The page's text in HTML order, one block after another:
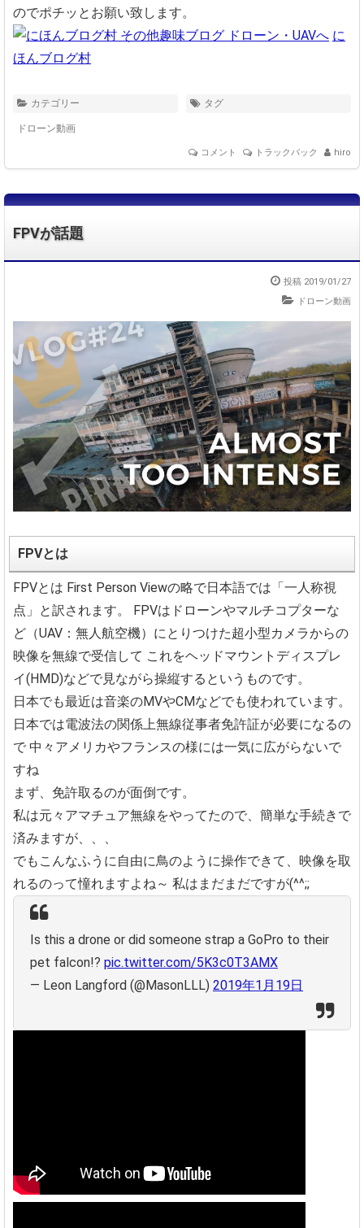
のでポチッとお願い致します。
に
ほんブログ村
カテゴリー
ドローン動画
タグ
コメント トラックバック hiro
FPVが話題
投稿 2019/01/27
ドローン動画
FPVとは
FPVとは First Person Viewの略で日本語では「一人称視
点」と訳されます。
FPVはドローンやマルチコプターな
ど（UAV：無人航空機）にとりつけた超小型カメラからの
映像を無線で受信して これをヘッドマウントディスプレ
イ(HMD)などで見ながら操縦するというものです。
日本でも最近は音楽のMVやCMなどでも使われています。
日本では電波法の関係上無線従事者免許証が必要になるの
で 中々アメリカやフランスの様には一気に広がらないで
すね
まず、免許取るのが面倒です。
私は元々アマチュア無線をやってたので、簡単な手続きで
済みますが、、、
でもこんなふうに自由に鳥のように操作できて、映像を取
れるのって憧れますよね～ 私はまだまだですが(^^;;
Is this a drone or did someone strap a GoPro to their
pet falcon!? pic.twitter.com/5K3c0T3AMX
— Leon Langford (@MasonLLL) 2019年1月19日